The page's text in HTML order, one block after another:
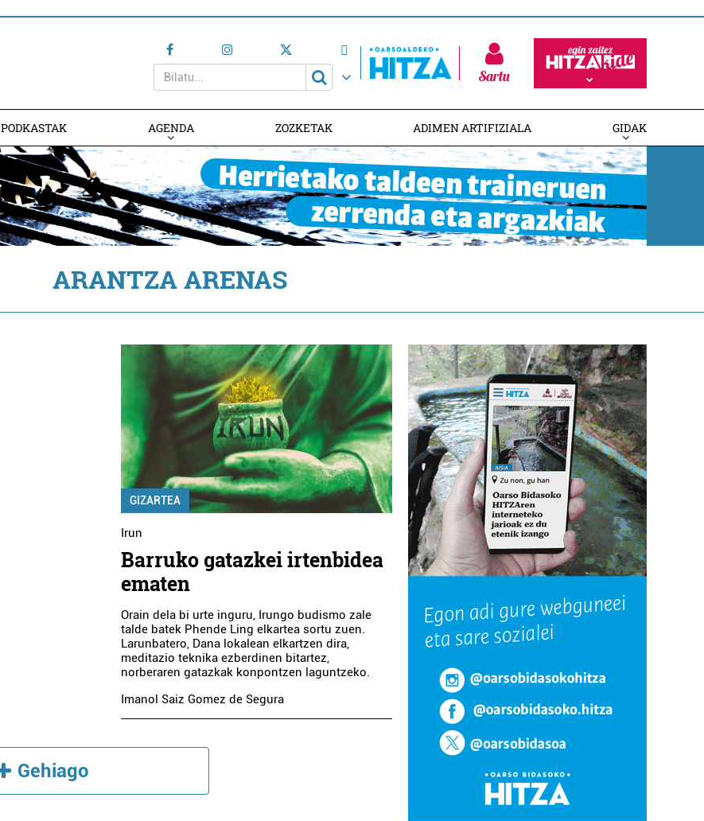
Sartu
PODKASTAK AGENDA ZOZKETAK ADIMEN ARTIFIZIALA GIDAK
ARANTZA ARENAS
GIZARTEA
Irun
Barruko gatazkei irtenbidea
ematen
Orain dela bi urte inguru, Irungo budismo zale
talde batek Phende Ling elkartea sortu zuen.
Larunbatero, Dana lokalean elkartzen dira,
meditazio teknika ezberdinen bitartez,
norberaren gatazkak konpontzen laguntzeko.
Imanol Saiz Gomez de Segura
Gehiago